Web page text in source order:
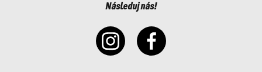
Následuj nás!